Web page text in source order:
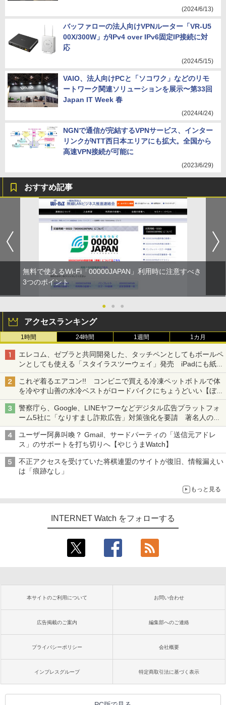
(2024/6/13)
バッファローの法人向けVPNルーター「VR-U5
00X/300W」がIPv4 over IPv6固定IP接続に対
応
(2024/5/15)
VAIO、法人向けPCと「ソコワク」などのリモ
ートワーク関連ソリューションを展示〜第33回
Japan IT Week 春
(2024/4/24)
NGNで通信が完結するVPNサービス、インター
リンクがNTT西日本エリアにも拡大。全国から
高速VPN接続が可能に
(2023/6/29)
おすすめ記事
無料で使えるWi-Fi「00000JAPAN」利用時に注意すべき
3つのポイント
● ● ●
アクセスランキング
1時間 24時間 1週間 1カ月
エレコム、ゼブラと共同開発した、タッチペンとしてもボールペ
ンとしても使える「スタイラスツーウェイ」発売 iPadにも紙に
も、持ち替えずに書き込める
これぞ着るエアコン!! コンビニで買える冷凍ペットボトルで体
を冷やす山善の水冷ベストがロードバイクにちょうどいい【ぼっ
ち・ざ・ろーど！その14】【空いた時間でなにしてる？】
警察庁ら、Google、LINEヤフーなどデジタル広告プラットフォ
ーム5社に「なりすまし詐欺広告」対策強化を要請 著名人の写
真や映像を使った投資詐欺などへの対策として
ユーザー阿鼻叫喚？ Gmail、サードパーティの「送信元アドレ
ス」のサポートを打ち切りへ【やじうまWatch】
不正アクセスを受けていた将棋連盟のサイトが復旧、情報漏えい
は「痕跡なし」
もっと見る
INTERNET Watch をフォローする
本サイトのご利用について お問い合わせ
広告掲載のご案内 編集部へのご連絡
プライバシーポリシー 会社概要
インプレスグループ 特定商取引法に基づく表示